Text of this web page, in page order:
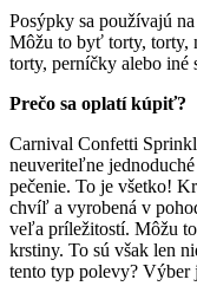
Posýpky sa používajú
Môžu to byť torty, torty,
torty, perníčky alebo iné
Prečo sa oplatí kúpiť?
Carnival Confetti
neuveriteľne
pečenie. To je všetko!
chvíľ a vyrobená v
veľa príležitostí. Môžu
krstiny. To sú však len
tento typ polevy? Výber